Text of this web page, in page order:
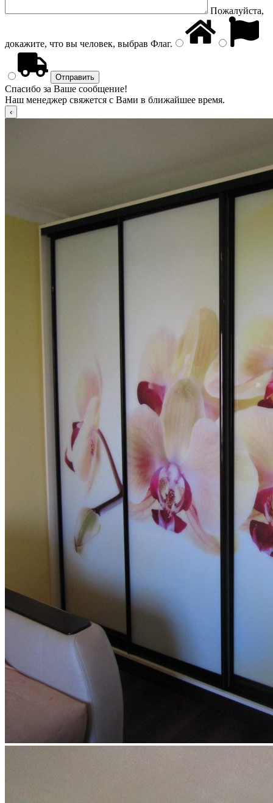
Пожалуйста,
докажите, что вы человек, выбрав Флаг.
Спасибо за Ваше сообщение!
Наш менеджер свяжется с Вами в ближайшее время.